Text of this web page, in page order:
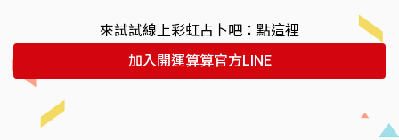
來試試線上彩虹占卜吧：點這裡
加入開運算算官方LINE